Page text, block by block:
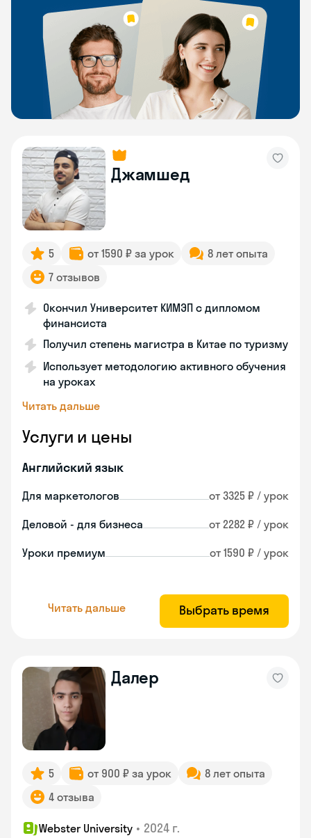
Джамшед
5 от 1590 ₽ за урок
8 лет опыта
7 отзывов
Окончил Университет КИМЭП с дипломом
финансиста
Получил степень магистра в Китае по туризму
Использует методологию активного обучения
на уроках
Читать дальше
Услуги и цены
Английский язык
Для маркетологов от 3325 ₽ / урок
Деловой - для бизнеса от 2282 ₽ / урок
Уроки премиум от 1590 ₽ / урок
Читать дальше Выбрать время
Далер
5 от 900 ₽ за урок
8 лет опыта
4 отзыва
Webster University • 2024 г.